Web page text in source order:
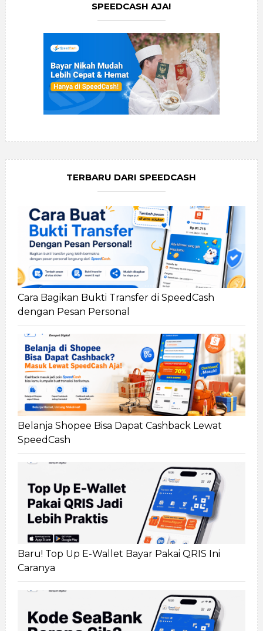
SPEEDCASH AJA!
TERBARU DARI SPEEDCASH
Cara Bagikan Bukti Transfer di SpeedCash
dengan Pesan Personal
Belanja Shopee Bisa Dapat Cashback Lewat
SpeedCash
Baru! Top Up E-Wallet Bayar Pakai QRIS Ini
Caranya